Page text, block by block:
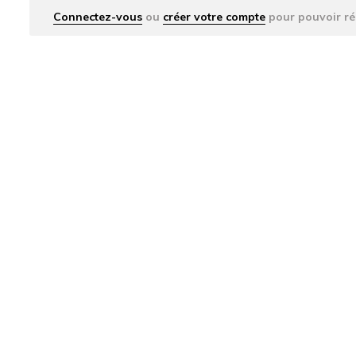
Connectez-vous ou créer votre compte pour pouvoir